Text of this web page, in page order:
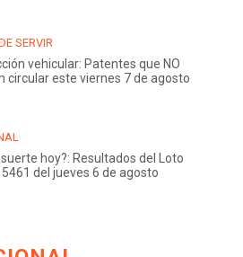
SERVIR
vehicular: Patentes que NO
circular este viernes 7 de agosto
hoy?: Resultados del Loto
del jueves 6 de agosto